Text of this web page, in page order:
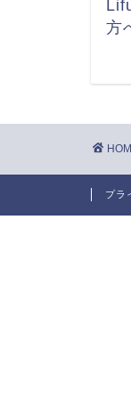
方
プラ